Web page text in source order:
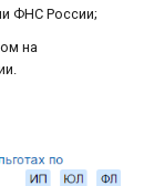
ФНС России;
на